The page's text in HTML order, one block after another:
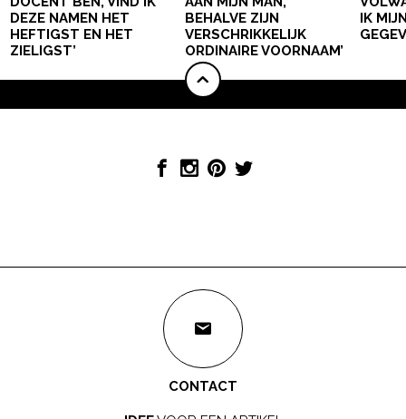
DEZE NAMEN HET
HEFTIGST EN HET
ZIELIGST’
BEHALVE ZIJN
VERSCHRIKKELIJK
ORDINAIRE VOORNAAM’
IK
CONTACT